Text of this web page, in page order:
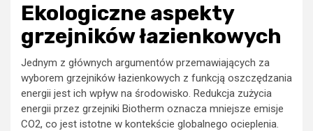
Ekologiczne aspekty
grzejników łazienkowych
Jednym z głównych argumentów przemawiających za
wyborem grzejników łazienkowych z funkcją oszczędzania
energii jest ich wpływ na środowisko. Redukcja zużycia
energii przez grzejniki Biotherm oznacza mniejsze emisje
CO2, co jest istotne w kontekście globalnego ocieplenia.